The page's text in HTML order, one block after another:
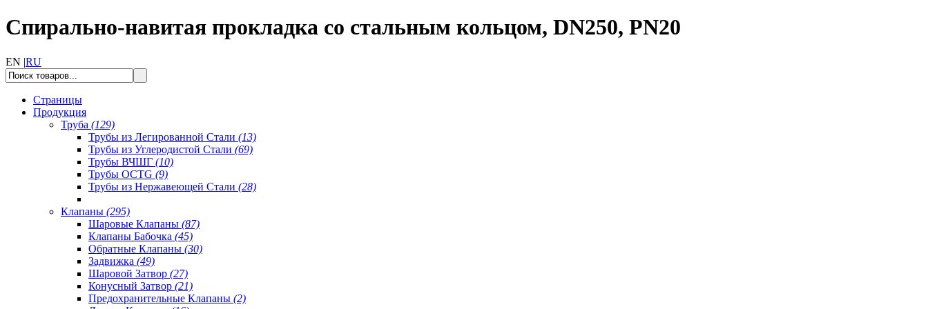
Спирально-навитая прокладка со стальным кольцом, DN250, PN20
EN |RU
Страницы
Продукция
Труба (129)
Трубы из Легированной Стали (13)
Трубы из Углеродистой Стали (69)
Трубы ВЧШГ (10)
Трубы OCTG (9)
Трубы из Нержавеющей Стали (28)
Клапаны (295)
Шаровые Клапаны (87)
Клапаны Бабочка (45)
Обратные Клапаны (30)
Задвижка (49)
Шаровой Затвор (27)
Конусный Затвор (21)
Предохранительные Клапаны (2)